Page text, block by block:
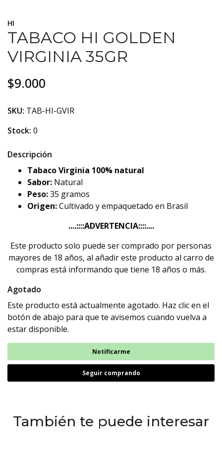
HI
TABACO HI GOLDEN
VIRGINIA 35GR
$9.000
SKU: TAB-HI-GVIR
Stock: 0
Descripción
Tabaco Virginia 100% natural
Sabor: Natural
Peso:35 gramos
Origen:Cultivado y empaquetado en Brasil
....::::ADVERTENCIA::::....
Este producto solo puede ser comprado por personas
mayores de 18 años, al añadir este producto al carro de
compras está informando que tiene 18 años o más.
Agotado
Este producto está actualmente agotado. Haz clic en el
botón de abajo para que te avisemos cuando vuelva a
estar disponible.
Notificarme
Seguir comprando
También te puede interesar